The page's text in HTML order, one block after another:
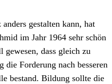
gestalten kann, hat
im Jahr 1964 sehr schön
dass gleich zu
die Forderung nach besseren
bestand. Bildung sollte die